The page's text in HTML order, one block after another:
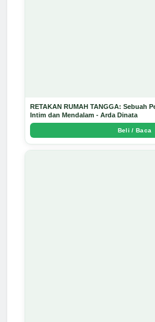
RETAKAN RUMAH TANGGA: Sebuah
Intim dan Mendalam - Arda Dinata
Beli / Baca